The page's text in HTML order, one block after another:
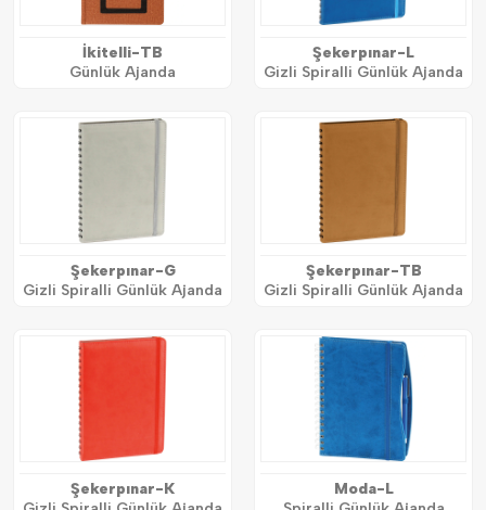
İkitelli-TB
Günlük Ajanda
Şekerpınar-L
Gizli Spiralli Günlük Ajanda
Şekerpınar-G
Gizli Spiralli Günlük Ajanda
Şekerpınar-TB
Gizli Spiralli Günlük Ajanda
Şekerpınar-K
Moda-L